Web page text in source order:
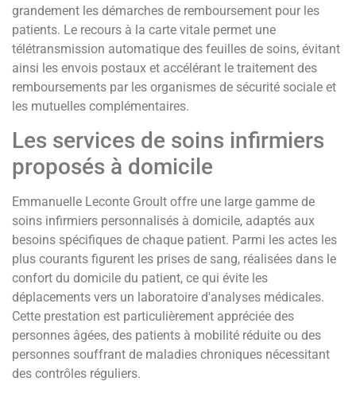
grandement les démarches de remboursement pour les
patients. Le recours à la carte vitale permet une
télétransmission automatique des feuilles de soins, évitant
ainsi les envois postaux et accélérant le traitement des
remboursements par les organismes de sécurité sociale et
les mutuelles complémentaires.
Les services de soins infirmiers
proposés à domicile
Emmanuelle Leconte Groult offre une large gamme de
soins infirmiers personnalisés à domicile, adaptés aux
besoins spécifiques de chaque patient. Parmi les actes les
plus courants figurent les prises de sang, réalisées dans le
confort du domicile du patient, ce qui évite les
déplacements vers un laboratoire d'analyses médicales.
Cette prestation est particulièrement appréciée des
personnes âgées, des patients à mobilité réduite ou des
personnes souffrant de maladies chroniques nécessitant
des contrôles réguliers.